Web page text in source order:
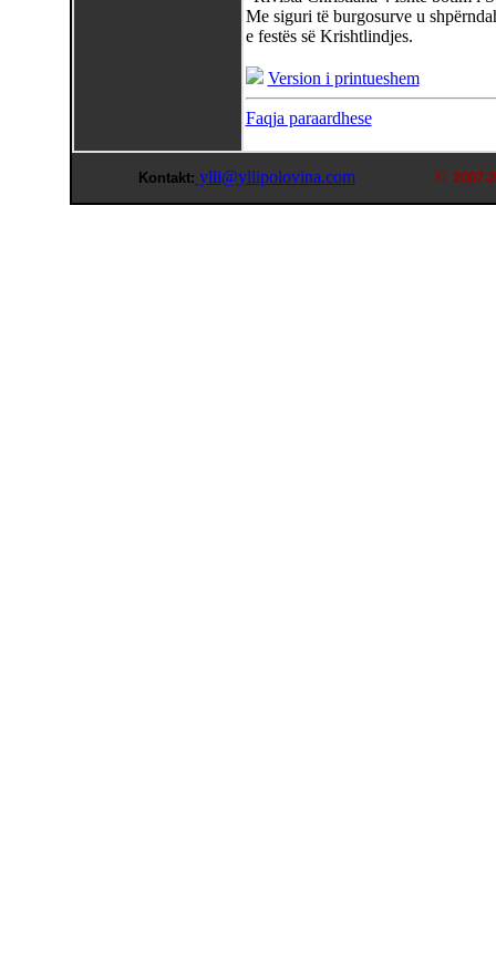
Me siguri të burgosurve u
e festës së Krishtlindjes.
Version i printueshem
Faqja paraardhese
Kontakt: ylli@yllipolovina.com © 2007-